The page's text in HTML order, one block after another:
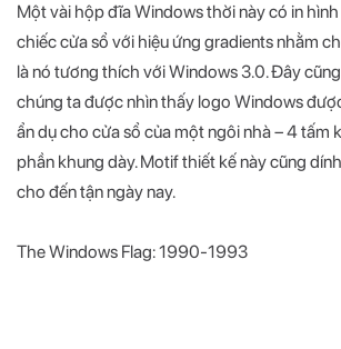
Một vài hộp đĩa Windows thời này có in
chiếc cửa sổ với hiệu ứng gradients nhằm
là nó tương thích với Windows 3.0. Đây
chúng ta được nhìn thấy logo Windows
ẩn dụ cho cửa sổ của một ngôi nhà – 4 tấm
phần khung dày. Motif thiết kế này cũng
cho đến tận ngày nay.
The Windows Flag: 1990-1993